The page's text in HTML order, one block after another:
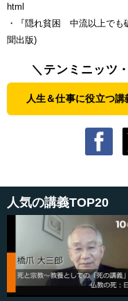
html
・『隠れ貧困 中流以上でも
聞出版)
＼テンミニッツ
人生＆仕事に役立つ講
人気の講義TOP20